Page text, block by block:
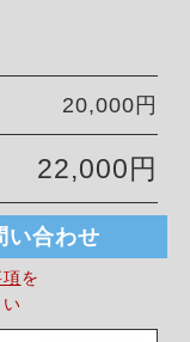
20,000円
22,000円
い合わせ
を